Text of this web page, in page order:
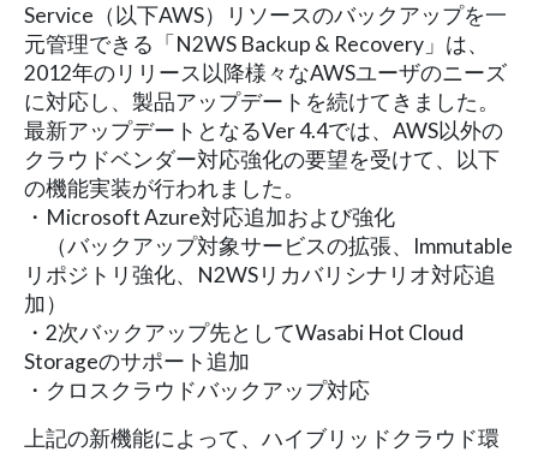
Service（以下AWS）リソースのバックアップを一
元管理できる「N2WS Backup & Recovery」は、
2012年のリリース以降様々なAWSユーザのニーズ
に対応し、製品アップデートを続けてきました。
最新アップデートとなるVer 4.4では、AWS以外の
クラウドベンダー対応強化の要望を受けて、以下
の機能実装が行われました。
・Microsoft Azure対応追加および強化
（バックアップ対象サービスの拡張、Immutable
リポジトリ強化、N2WSリカバリシナリオ対応追
加）
・2次バックアップ先としてWasabi Hot Cloud
Storageのサポート追加
・クロスクラウドバックアップ対応
上記の新機能によって、ハイブリッドクラウド環